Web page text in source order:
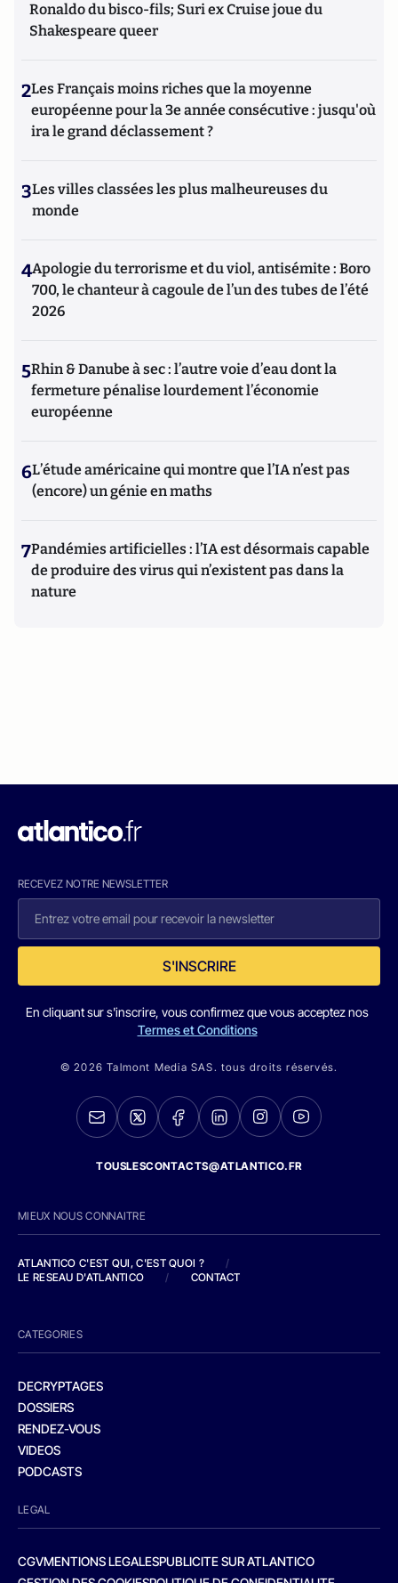
Ronaldo du bisco-fils; Suri ex Cruise joue du
Shakespeare queer
2Les Français moins riches que la moyenne
européenne pour la 3e année consécutive : jusqu'où
ira le grand déclassement ?
3Les villes classées les plus malheureuses du
monde
4Apologie du terrorisme et du viol, antisémite : Boro
700, le chanteur à cagoule de l’un des tubes de l’été
2026
5Rhin & Danube à sec : l’autre voie d’eau dont la
fermeture pénalise lourdement l’économie
européenne
6L’étude américaine qui montre que l’IA n’est pas
(encore) un génie en maths
7Pandémies artificielles : l’IA est désormais capable
de produire des virus qui n’existent pas dans la
nature
RECEVEZ NOTRE NEWSLETTER
S'INSCRIRE
En cliquant sur s'inscrire, vous confirmez que vous acceptez nos
Termes et Conditions
© 2026 Talmont Media SAS. tous droits réservés.
TOUSLESCONTACTS@ATLANTICO.FR
MIEUX NOUS CONNAITRE
ATLANTICO C'EST QUI, C'EST QUOI ?
/
LE RESEAU D'ATLANTICO
/ CONTACT
CATEGORIES
DECRYPTAGES
DOSSIERS
RENDEZ-VOUS
VIDEOS
PODCASTS
LEGAL
CGVMENTIONS LEGALESPUBLICITE SUR ATLANTICO